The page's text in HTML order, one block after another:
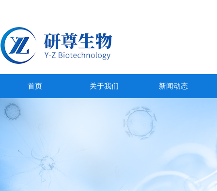
首页 关于我们 新闻动态